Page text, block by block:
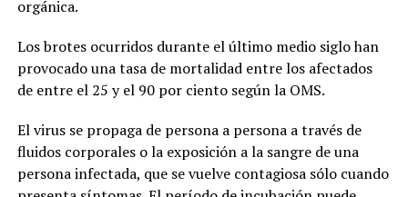
orgánica.
Los brotes ocurridos durante el último medio siglo han
provocado una tasa de mortalidad entre los afectados
de entre el 25 y el 90 por ciento según la OMS.
El virus se propaga de persona a persona a través de
fluidos corporales o la exposición a la sangre de una
persona infectada, que se vuelve contagiosa sólo cuando